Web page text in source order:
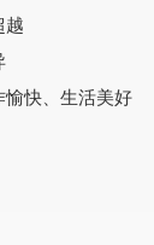
越
愉快、生活美好